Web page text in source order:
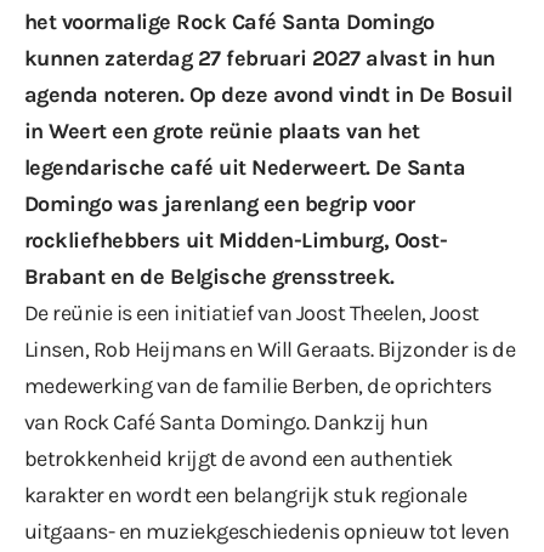
het voormalige Rock Café Santa Domingo
kunnen zaterdag 27 februari 2027 alvast in hun
agenda noteren. Op deze avond vindt in De Bosuil
in Weert een grote reünie plaats van het
legendarische café uit Nederweert. De Santa
Domingo was jarenlang een begrip voor
rockliefhebbers uit Midden-Limburg, Oost-
Brabant en de Belgische grensstreek.
De reünie is een initiatief van Joost Theelen, Joost
Linsen, Rob Heijmans en Will Geraats. Bijzonder is de
medewerking van de familie Berben, de oprichters
van Rock Café Santa Domingo. Dankzij hun
betrokkenheid krijgt de avond een authentiek
karakter en wordt een belangrijk stuk regionale
uitgaans- en muziekgeschiedenis opnieuw tot leven